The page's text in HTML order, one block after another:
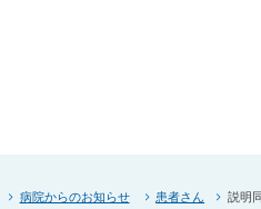
病院からのお知らせ 患者さん 説明